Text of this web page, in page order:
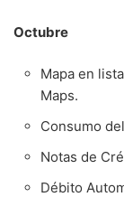
Octubre
Mapa en
Maps.
Consumo
Notas de
Débito